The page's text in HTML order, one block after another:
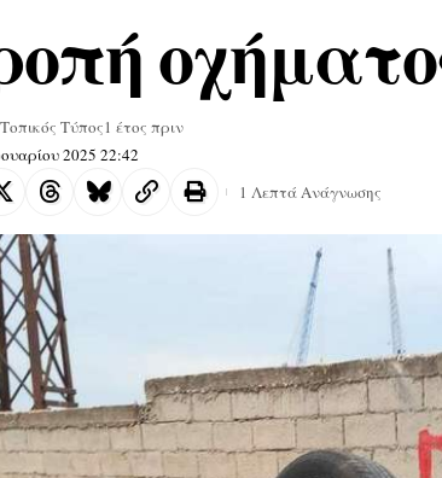
2025 22:42
Τύπος1 έτος πριν
1 Λεπτά Ανάγνωσης